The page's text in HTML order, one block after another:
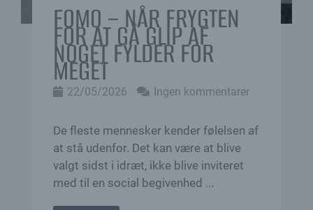
FOMO – NÅR FRYGTEN
FOR AT GÅ GLIP AF
NOGET FYLDER FOR
MEGET
22/05/2026 Ingen kommentarer
De fleste mennesker kender følelsen af
at stå udenfor. Det kan være at blive
valgt sidst i idræt, ikke blive inviteret
med til en social begivenhed ...